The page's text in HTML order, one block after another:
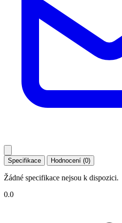
Specifikace Hodnocení (0)
Žádné specifikace nejsou k dispozici.
0.0